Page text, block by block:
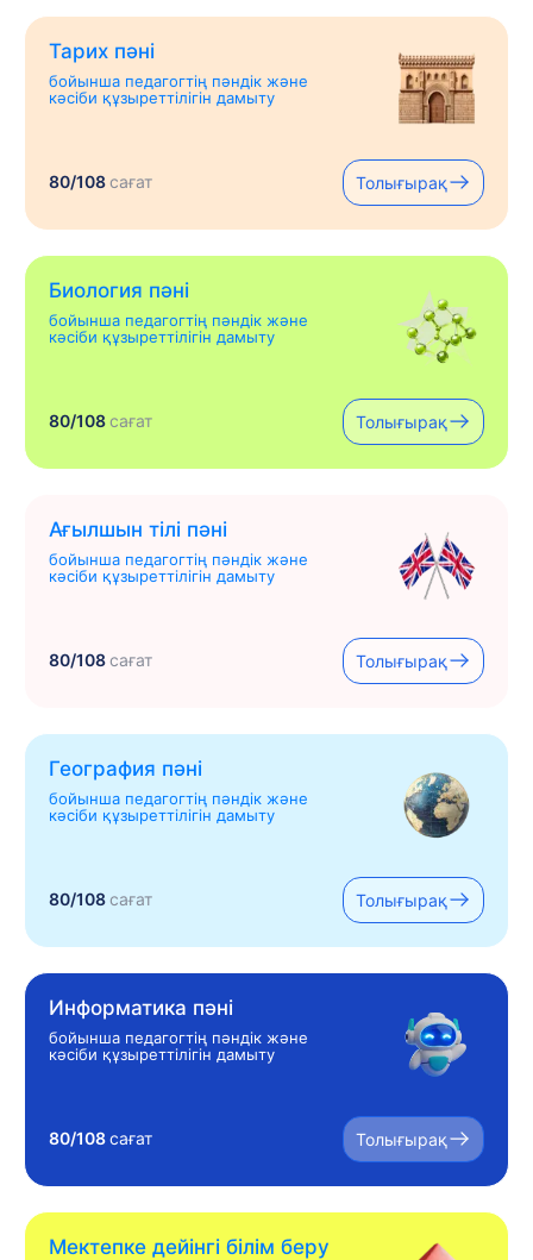
Тарих пәні
бойынша педагогтің пәндік және
кәсіби құзыреттілігін дамыту
80/108сағат Толығырақ
Биология пәні
бойынша педагогтің пәндік және
кәсіби құзыреттілігін дамыту
80/108сағат Толығырақ
Ағылшын тілі пәні
бойынша педагогтің пәндік және
кәсіби құзыреттілігін дамыту
80/108сағат Толығырақ
География пәні
бойынша педагогтің пәндік және
кәсіби құзыреттілігін дамыту
80/108сағат Толығырақ
Информатика пәні
бойынша педагогтің пәндік және
кәсіби құзыреттілігін дамыту
80/108сағат Толығырақ
Мектепке дейінгі білім беру